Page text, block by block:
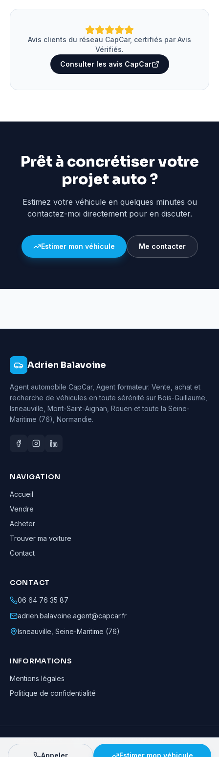
Avis clients du réseau CapCar, certifiés par Avis
Vérifiés.
Consulter les avis CapCar
Prêt à concrétiser votre
projet auto ?
Estimez votre véhicule en quelques minutes ou
contactez-moi directement pour en discuter.
Estimer mon véhicule Me contacter
Adrien Balavoine
Agent automobile CapCar, Agent formateur. Vente, achat et
recherche de véhicules en toute sérénité sur Bois-Guillaume,
Isneauville, Mont-Saint-Aignan, Rouen et toute la Seine-
Maritime (76), Normandie.
NAVIGATION
Accueil
Vendre
Acheter
Trouver ma voiture
Contact
CONTACT
06 64 76 35 87
adrien.balavoine.agent@capcar.fr
Isneauville Seine-Maritime (76)
INFORMATIONS
Mentions légales
Politique de confidentialité
Adrien Balavoine—Agent automobile CapCar, Agent formateur· ©
· Tous droits réservés
Appeler Estimer mon véhicule